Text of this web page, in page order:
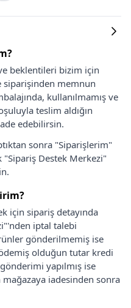
beklentileri bizim için
memnun
kullanılmamış ve
teslim aldığın
edebilirsin.
sonra "Siparişlerim"
Destek Merkezi"
için sipariş detayında
iptal talebi
gönderilmemiş ise
olduğun tutar kredi
yapılmış ise
iadesinden sonra